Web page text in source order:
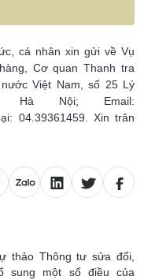
cá nhân xin gửi về Vụ
Cơ quan Thanh tra
Việt Nam, số 25 Lý
Hà Nội; Email:
04.39361459. Xin trân
thảo Thông tư sửa đổi,
sung một số điều của